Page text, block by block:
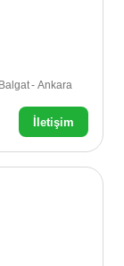
- Ankara
İletişim